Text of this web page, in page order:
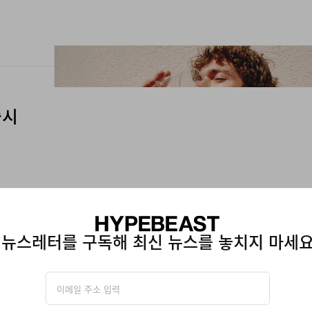
뉴스레터를 구독해 최신 뉴스를 놓치지 마세